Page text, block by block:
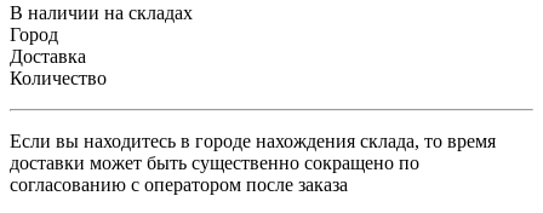
В наличии на складах
Город
Доставка
Количество
Если вы находитесь в городе нахождения склада, то время
доставки может быть существенно сокращено по
согласованию с оператором после заказа